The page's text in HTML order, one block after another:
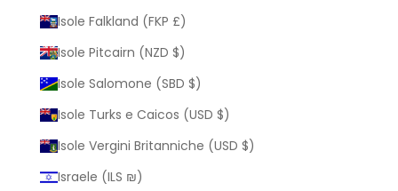
Isole Falkland (FKP £)
Isole Pitcairn (NZD $)
Isole Salomone (SBD $)
Isole Turks e Caicos (USD $)
Isole Vergini Britanniche (USD $)
Israele (ILS ₪)